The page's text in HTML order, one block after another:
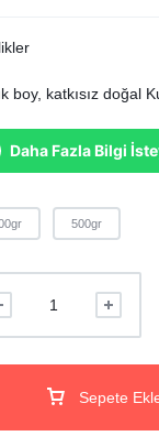
boy, katkısız doğal
Daha Fazla Bilgi
500gr
Sepete